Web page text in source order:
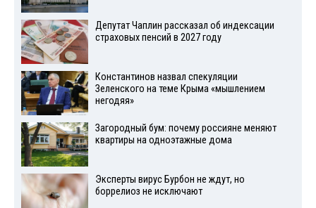
Депутат Чаплин рассказал об индексации
страховых пенсий в 2027 году
Константинов назвал спекуляции
Зеленского на теме Крыма «мышлением
негодяя»
Загородный бум: почему россияне меняют
квартиры на одноэтажные дома
Эксперты вирус Бурбон не ждут, но
боррелиоз не исключают